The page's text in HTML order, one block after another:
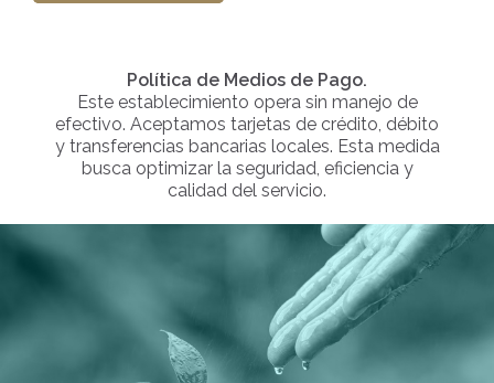
Política de Medios de Pago.
Este establecimiento opera sin manejo de
efectivo. Aceptamos tarjetas de crédito, débito
y transferencias bancarias locales. Esta medida
busca optimizar la seguridad, eficiencia y
calidad del servicio.